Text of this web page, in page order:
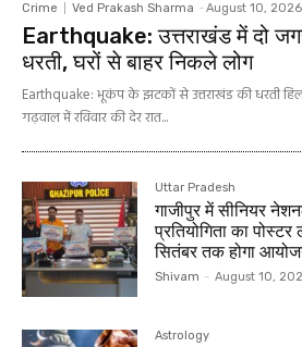
Crime Ved Prakash Sharma - August 10, 2026
Earthquake: उत्तराखंड में दो
धरती, घरों से बाहर निकले लोग
Earthquake: भूकंप के झटकों से उत्तराखंड की धरती हिल
गढ़वाल में रविवार की देर रात...
Uttar Pradesh
गाजीपुर में सीनियर
प्रतियोगिता का
सितंबर तक होगा
Shivam - August 10,
Astrology